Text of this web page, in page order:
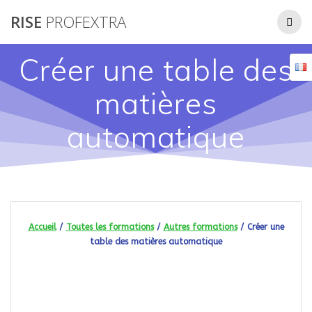
RISE PROFEXTRA
Créer une table des
matières
automatique
Accueil/ Toutes les formations/ Autres formations/ Créer une
table des matières automatique